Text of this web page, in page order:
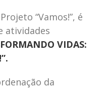
“Vamos!”, é
atividades
VIDAS:
da